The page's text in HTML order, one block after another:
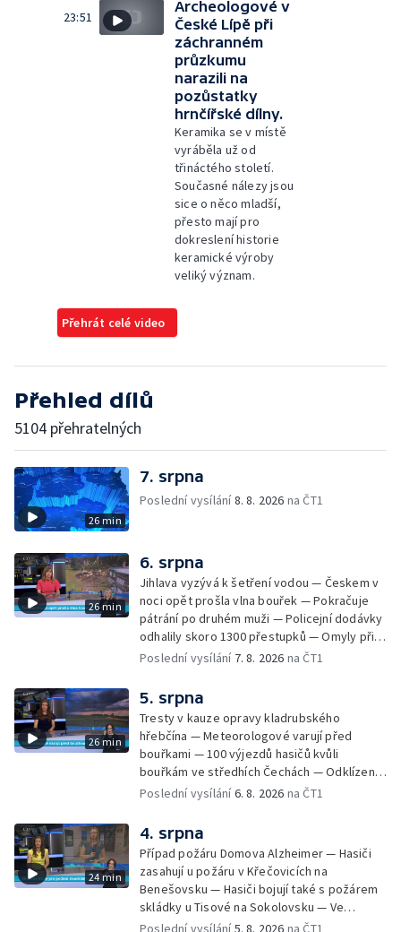
23:51
Archeologové v
České Lípě při
záchranném
průzkumu
narazili na
pozůstatky
hrnčířské dílny.
Keramika se v místě
vyráběla už od
třináctého století.
Současné nálezy jsou
sice o něco mladší,
přesto mají pro
dokreslení historie
keramické výroby
veliký význam.
Přehrát celé video
Přehled dílů
5104 přehratelných
26 min
7. srpna
Poslední vysílání8. 8. 2026 na ČT1
26 min
6. srpna
Jihlava vyzývá k šetření vodou — Českem v
noci opět prošla vlna bouřek — Pokračuje
pátrání po druhém muži — Policejní dodávky
odhalily skoro 1300 přestupků — Omyly při
nouzovém volání o pomoc — Hradec Králové
rekord v hromadném seskoku parašutistů —
Chovné rybníky na Českolipsku pustoší
vydry — Instalace nové sochy v Mariánských
Lázních — Sedmiletý trest za dotační
podvod s projektem Technologického parku
v Písku — Dětský tábor na Brutal Assault —
Turistická trasa Svatojánské proudy zůstává
— Cestování za pozorováním noční oblohy
Poslední vysílání 7. 8. 2026 na ČT1
26 min
5. srpna
Tresty v kauze opravy kladrubského
hřebčína — Meteorologové varují před
bouřkami — 100 výjezdů hasičů kvůli
bouřkám ve středhích Čechách — Odklízení
škod po bouřkách — Hasiči likvidovali
Václavském náměstí — Necelý kilometr řeky
Otavy u šumavského Annína je téměř bez
vody — Pátrání po dvou mužích na jezeře
Most — Tábor pro děti odsouzených — Tábor
pomáhá dětem orientovat se na trhu práce
— Začal festival Brutal Assault — Cyklysta
Poslední vysílání6. 8. 2026 na ČT1
24 min
4. srpna
Případ požáru Domova Alzheimer — Hasiči
zasahují u požáru v Křečovicích na
Benešovsku — Hasiči bojují také s požárem
skládky u Tisové na Sokolovsku — Ve
Strážnici na Hodonínsku padl další teplotní
Poslední vysílání5. 8. 2026 na ČT1